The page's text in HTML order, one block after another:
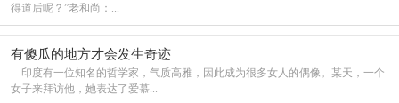
得道后呢？”老和尚：...
有傻瓜的地方才会发生奇迹
印度有一位知名的哲学家，气质高雅，因此成为很多女人的偶像。某天，一个
女子来拜访他，她表达了爱慕...